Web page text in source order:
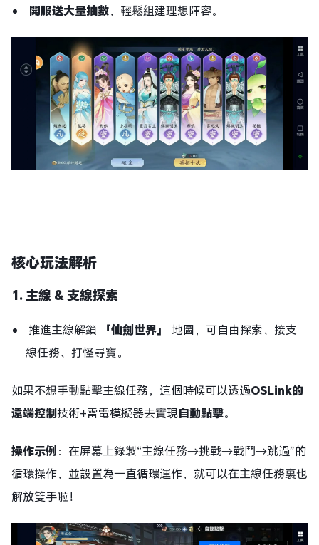
開服送大量抽數，輕鬆組建理想陣容。
核心玩法解析
1. 主線 & 支線探索
推進主線解鎖 「仙劍世界」
地圖，可自由探索、接支
線任務、打怪尋寶。
如果不想手動點擊主線任務，這個時候可以透過OSLink的
遠端控制技術+雷電模擬器去實現自動點擊。
操作示例 ：在屏幕上錄製“主線任務→挑戰→戰鬥→跳過”的
循環操作，並設置為一直循環運作，就可以在主線任務裏也
解放雙手啦！